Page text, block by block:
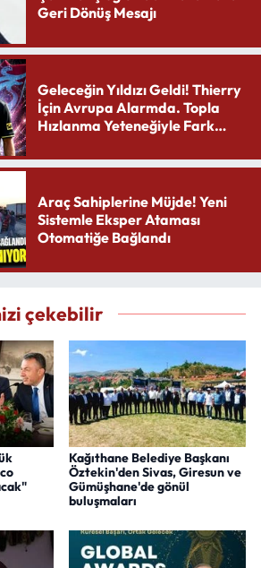
Geri Dönüş Mesajı
Geleceğin Yıldızı Geldi! Thierry
İçin Avrupa Alarmda. Topla
Hızlanma Yeteneğiyle Fark
Araç Sahiplerine Müjde! Yeni
Sistemle Eksper Ataması
Otomatiğe Bağlandı
çekebilir
Kağıthane Belediye Başkanı
Öztekin'den Sivas, Giresun ve
Gümüşhane'de gönül
buluşmaları